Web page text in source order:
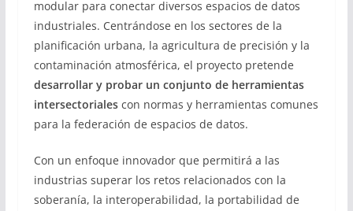
modular para conectar diversos espacios de datos
industriales. Centrándose en los sectores de la
planificación urbana, la agricultura de precisión y la
contaminación atmosférica, el proyecto pretende
desarrollar y probar un conjunto de herramientas
intersectorialescon normas y herramientas comunes
para la federación de espacios de datos.
Con un enfoque innovador que permitirá a las
industrias superar los retos relacionados con la
soberanía, la interoperabilidad, la portabilidad de